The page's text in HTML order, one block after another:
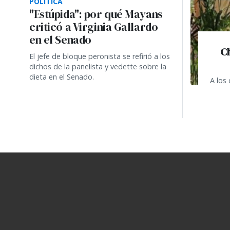
"Estúpida": por qué Mayans
criticó a Virginia Gallardo
en el Senado
El jefe de bloque peronista se refirió a los
dichos de la panelista y vedette sobre la
dieta en el Senado.
A los